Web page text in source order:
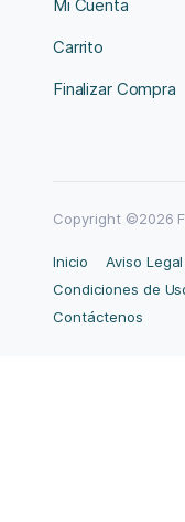
Mi Cuenta
Carrito
Finalizar Compra
Copyright ©2026
Inicio Aviso Legal
Condiciones de
Contáctenos